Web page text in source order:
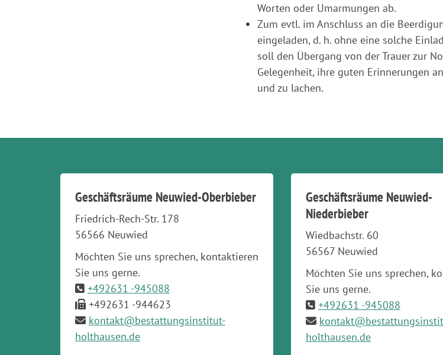
Worten oder Umarmungen ab.
Zum evtl. im Anschluss an die
eingeladen, d. h. ohne eine solche
soll den Übergang von der Trauer zur
Gelegenheit, ihre guten Erinnerungen
und zu lachen.
Geschäftsräume Neuwied-Oberbieber
Friedrich-Rech-Str. 178
56566 Neuwied
Möchten Sie uns sprechen, kontaktieren
Sie uns gerne.
+492631 -945088
+492631 -944623
kontakt@bestattungsinstitut-
holthausen.de
Geschäftsräume Neuwied-
Niederbieber
Wiedbachstr. 60
56567 Neuwied
Möchten Sie uns sprechen,
Sie uns gerne.
+492631 -945088
holthausen.de